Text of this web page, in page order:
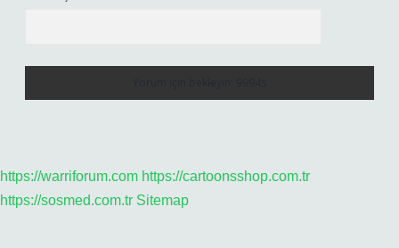
https://warriforum.com https://cartoonsshop.com.tr
https://sosmed.com.tr Sitemap